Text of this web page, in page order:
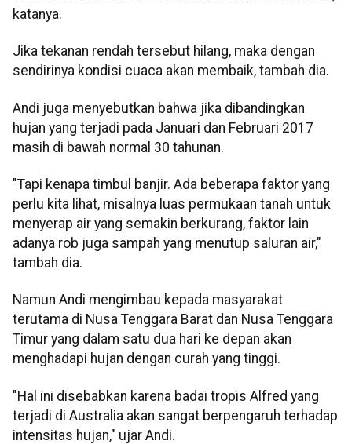
katanya.
Jika tekanan rendah tersebut hilang, maka dengan
sendirinya kondisi cuaca akan membaik, tambah dia.
Andi juga menyebutkan bahwa jika dibandingkan
hujan yang terjadi pada Januari dan Februari 2017
masih di bawah normal 30 tahunan.
"Tapi kenapa timbul banjir. Ada beberapa faktor yang
perlu kita lihat, misalnya luas permukaan tanah untuk
menyerap air yang semakin berkurang, faktor lain
adanya rob juga sampah yang menutup saluran air,"
tambah dia.
Namun Andi mengimbau kepada masyarakat
terutama di Nusa Tenggara Barat dan Nusa Tenggara
Timur yang dalam satu dua hari ke depan akan
menghadapi hujan dengan curah yang tinggi.
"Hal ini disebabkan karena badai tropis Alfred yang
terjadi di Australia akan sangat berpengaruh terhadap
intensitas hujan," ujar Andi.